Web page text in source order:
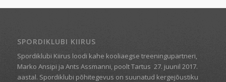
SPORDIKLUBI KIIRUS
Spordiklubi Kiirus loodi kahe kooliaegse treeningupartneri,
Marko Ansipi ja Ants Assmanni, poolt Tartus 27. juunil 2017.
aastal. Spordiklubi põhitegevus on suunatud kergejõustiku